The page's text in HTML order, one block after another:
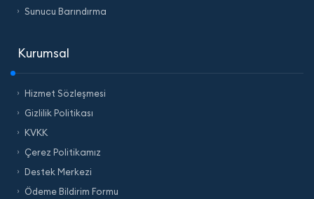
Sunucu Barındırma
Kurumsal
Hizmet Sözleşmesi
Gizlilik Politikası
KVKK
Çerez Politikamız
Destek Merkezi
Ödeme Bildirim Formu